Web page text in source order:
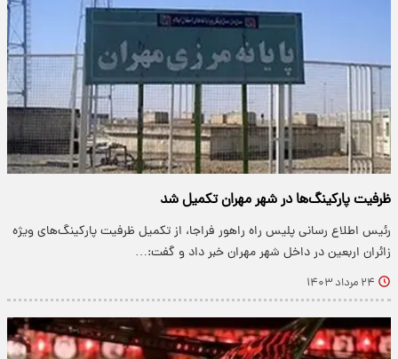
ظرفیت پارکینگ‌ها در شهر مهران تکمیل شد
رئیس اطلاع رسانی پلیس راه راهور فراجا، از تکمیل ظرفیت پارکینگ‌های ویژه
زائران اربعین در داخل شهر مهران خبر داد و گفت:…
۲۴ مرداد ۱۴۰۳